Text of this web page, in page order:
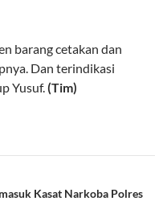
barang cetakan dan
Dan terindikasi
Yusuf.(Tim)
Kasat Narkoba Polres